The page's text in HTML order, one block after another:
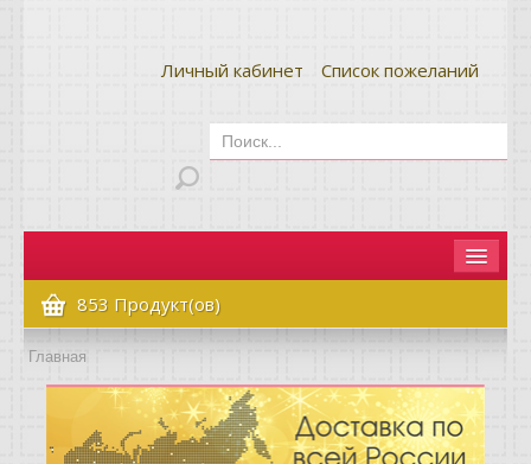
Личный кабинет Список пожеланий
Главная
Как сделать заказ
Оплата и доставка
Контакты
853 Продукт(ов)
Главная